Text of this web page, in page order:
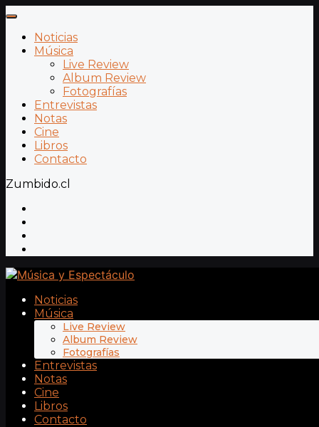
Noticias
Música
Live Review
Album Review
Fotografías
Entrevistas
Notas
Cine
Libros
Contacto
Zumbido.cl
Noticias
Música
Live Review
Album Review
Fotografías
Entrevistas
Notas
Cine
Libros
Contacto